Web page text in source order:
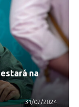
na
31/07/2024